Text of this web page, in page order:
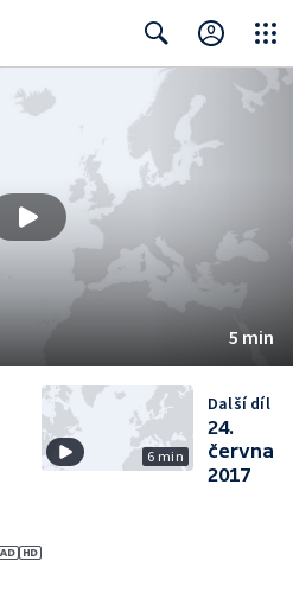
Search
5 min
6 min
Další díl
24.
června
2017